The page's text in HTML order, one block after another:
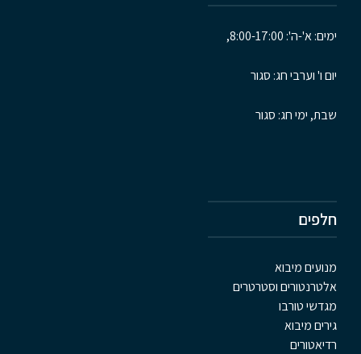
ימים: א'-ה': 8:00-17:00,
יום ו' וערבי חג: סגור
שבת, ימי חג: סגור
חלפים
מנועים מיבוא
אלטרנטורים וסטרטרים
מגדשי טורבו
גירים מיבוא
רדיאטורים